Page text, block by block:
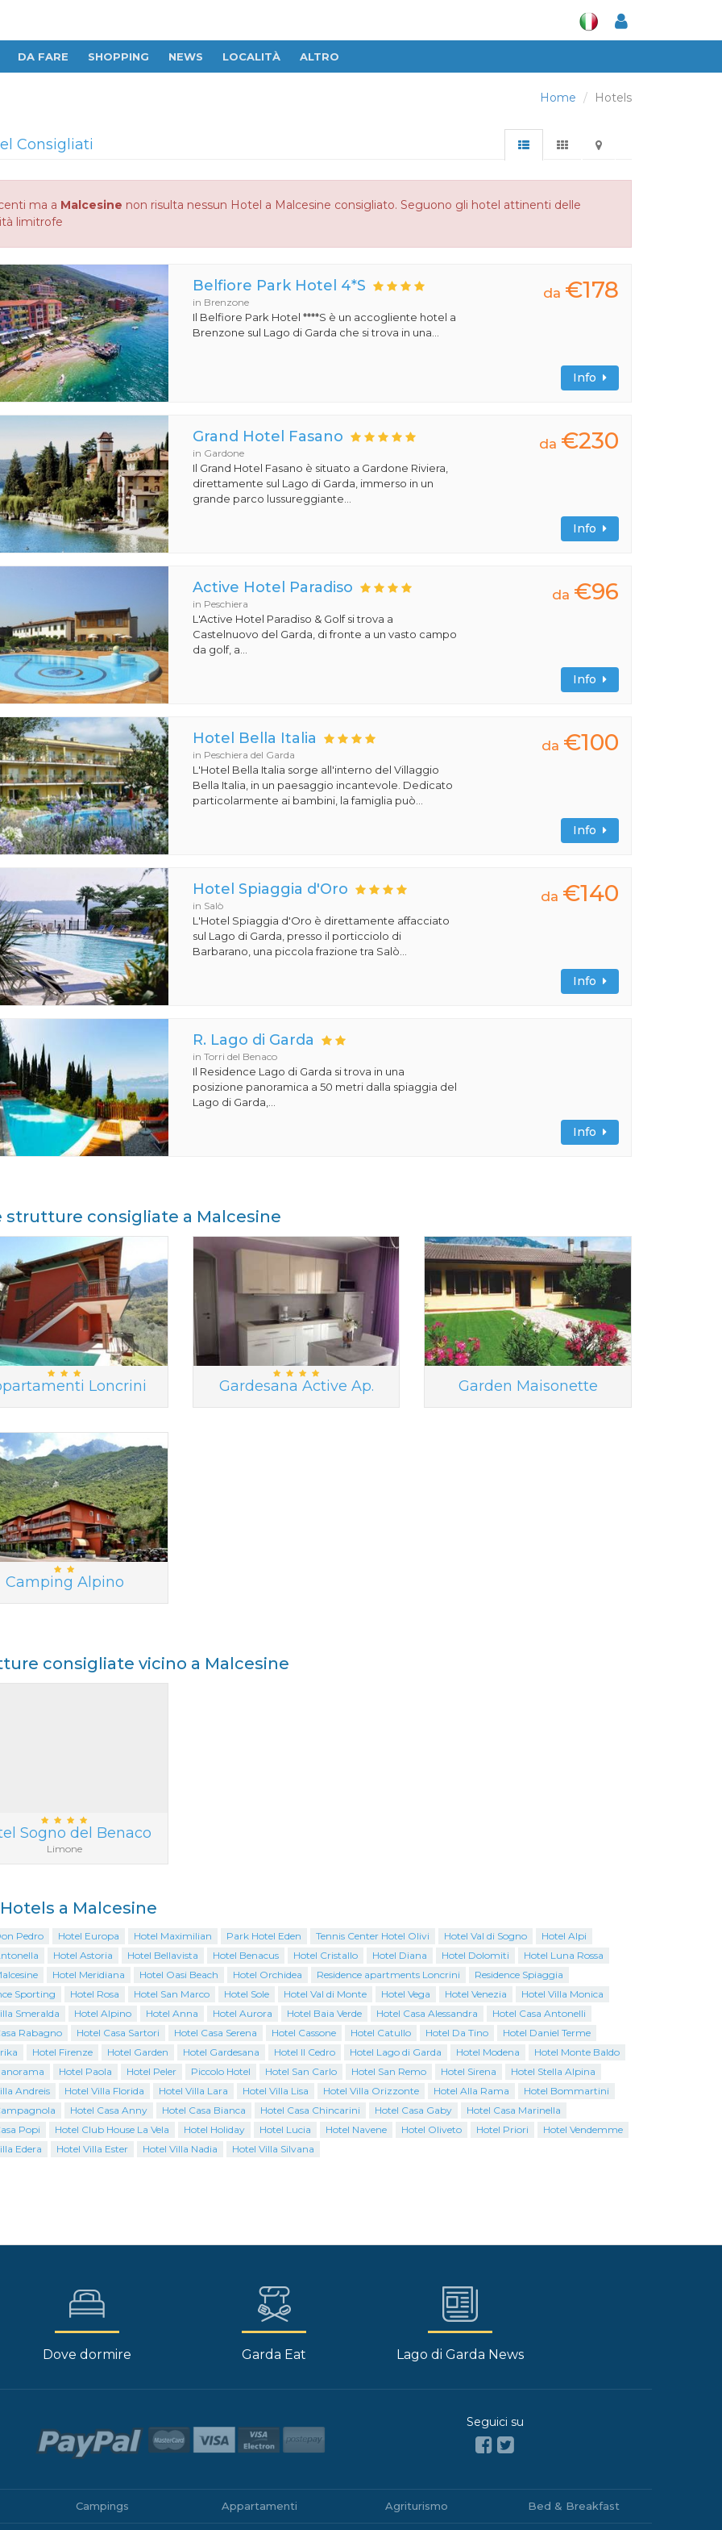
DA FARE SHOPPING NEWS LOCALITÀ ALTRO
Home Hotels
Consigliati
ma a Malcesine non risulta nessun Hotel a Malcesine consigliato. Seguono gli hotel attinenti delle
limitrofe
Belfiore Park Hotel 4*S
in Brenzone
Il Belfiore Park Hotel ****S è un accogliente hotel a
Brenzone sul Lago di Garda che si trova in una...
da €178
Info
Grand Hotel Fasano
in Gardone
Il Grand Hotel Fasano è situato a Gardone Riviera,
direttamente sul Lago di Garda, immerso in un
grande parco lussureggiante...
da €230
Info
Active Hotel Paradiso
in Peschiera
L'Active Hotel Paradiso & Golf si trova a
Castelnuovo del Garda, di fronte a un vasto campo
da golf, a...
da €96
Info
Hotel Bella Italia
in Peschiera del Garda
L'Hotel Bella Italia sorge all'interno del Villaggio
Bella Italia, in un paesaggio incantevole. Dedicato
particolarmente ai bambini, la famiglia può...
da €100
Info
Hotel Spiaggia d'Oro
in Salò
L'Hotel Spiaggia d'Oro è direttamente affacciato
sul Lago di Garda, presso il porticciolo di
Barbarano, una piccola frazione tra Salò...
da €140
Info
R. Lago di Garda
in Torri del Benaco
Il Residence Lago di Garda si trova in una
posizione panoramica a 50 metri dalla spiaggia del
Lago di Garda,...
Info
strutture consigliate a Malcesine
Loncrini Gardesana Active Ap. Garden Maisonette
Camping Alpino
consigliate vicino a Malcesine
Sogno del Benaco
Limone
a Malcesine
Pedro Hotel Europa Hotel Maximilian Park Hotel Eden Tennis Center Hotel Olivi Hotel Val di Sogno
Hotel Alpi
Hotel Astoria Hotel Bellavista Hotel Benacus Hotel Cristallo Hotel Diana Hotel Dolomiti
Hotel Luna Rossa
Hotel Meridiana Hotel Oasi Beach Hotel Orchidea Residence apartments Loncrini
Residence Spiaggia
Sporting
Hotel Rosa Hotel San Marco Hotel Sole Hotel Val di Monte Hotel Vega Hotel Venezia
Hotel Villa Monica
Smeralda
Hotel Alpino Hotel Anna Hotel Aurora Hotel Baia Verde Hotel Casa Alessandra
Hotel Casa Antonelli
Rabagno
Hotel Casa Sartori Hotel Casa Serena Hotel Cassone Hotel Catullo Hotel Da Tino
Hotel Daniel Terme
Hotel Firenze Hotel Garden Hotel Gardesana Hotel Il Cedro Hotel Lago di Garda Hotel Modena
Hotel Monte Baldo
Hotel Paola Hotel Peler Piccolo Hotel Hotel San Carlo Hotel San Remo Hotel Sirena
Hotel Stella Alpina
Andreis
Hotel Villa Florida Hotel Villa Lara Hotel Villa Lisa Hotel Villa Orizzonte Hotel Alla Rama
Hotel Bommartini
Hotel Casa Anny Hotel Casa Bianca Hotel Casa Chincarini Hotel Casa Gaby
Hotel Casa Marinella
Popi
Hotel Club House La Vela Hotel Holiday Hotel Lucia Hotel Navene Hotel Oliveto Hotel Priori
Hotel Vendemme
Edera
Hotel Villa Ester Hotel Villa Nadia Hotel Villa Silvana
Dove dormire Garda Eat Lago di Garda News
Seguici su
Campings Appartamenti Agriturismo Bed & Breakfast